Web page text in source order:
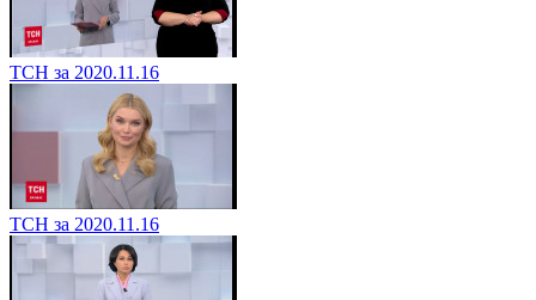
ТСН за 2020.11.16
ТСН за 2020.11.16